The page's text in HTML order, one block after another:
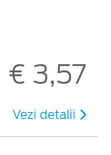
€ 3,57
Vezi detalii